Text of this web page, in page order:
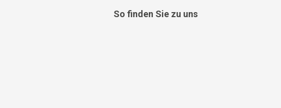
So finden Sie zu uns